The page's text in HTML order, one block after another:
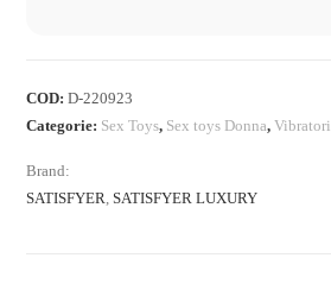
COD:D-220923
Categorie: Sex Toys, Sex toys Donna,Vibratori
Brand:
SATISFYER ,SATISFYER LUXURY